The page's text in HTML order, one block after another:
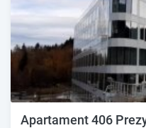
Apartament 406